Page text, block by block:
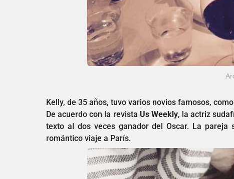
Kelly, de 35 años, tuvo varios novios famosos,
De acuerdo con la revista Us Weekly, la actriz
texto al dos veces ganador del Oscar. La
romántico viaje a París.